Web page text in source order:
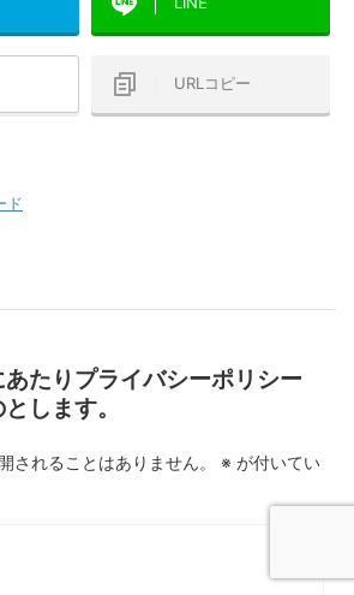
URLコピー
ド
たりプライバシーポリシー
します。
されることはありません。 ※ が付いてい